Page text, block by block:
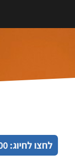
לחצו לחיוג: 077-9967000